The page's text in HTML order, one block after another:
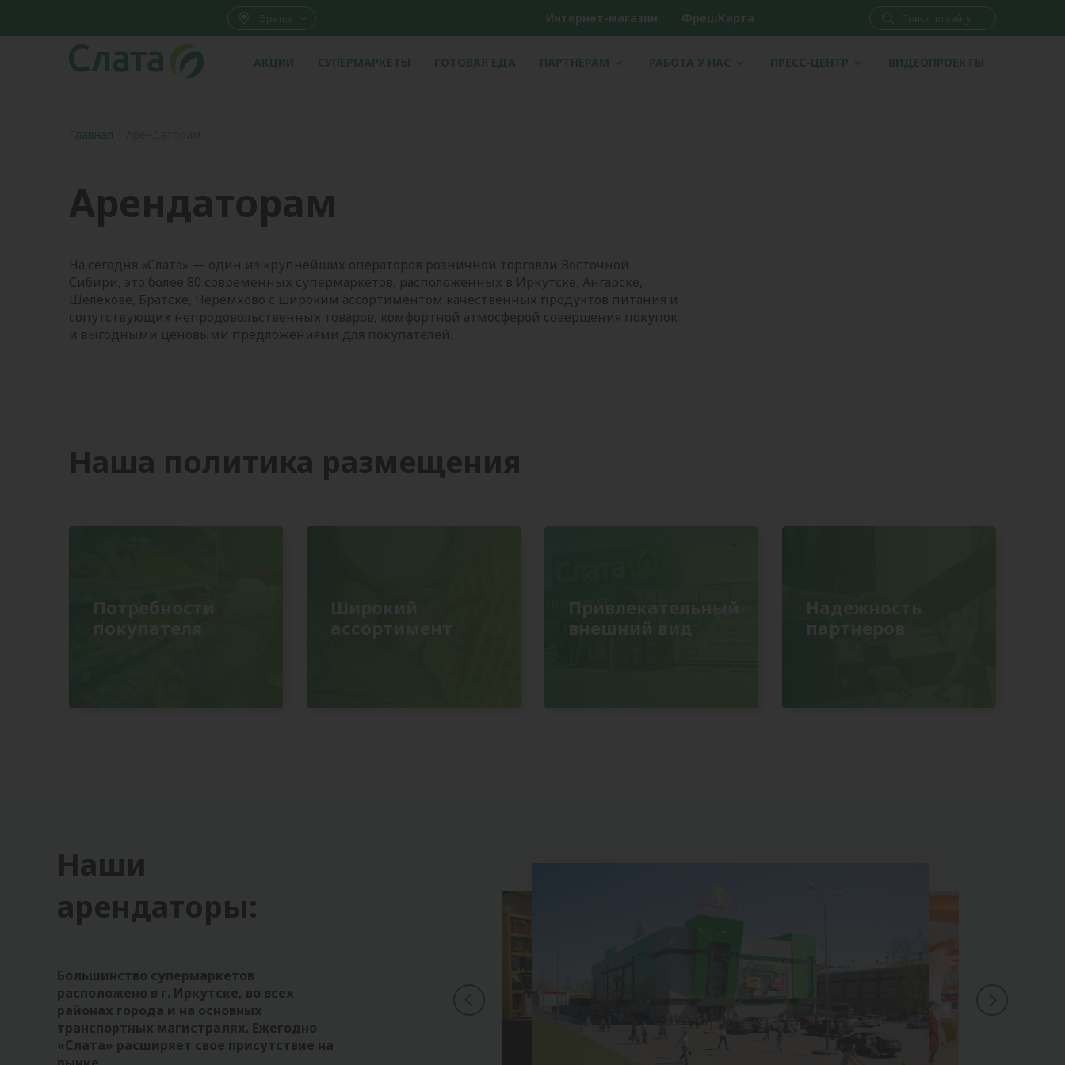
Братск Интернет-магазин ФрешКарта
АКЦИИ СУПЕРМАРКЕТЫ ГОТОВАЯ ЕДА ПАРТНЕРАМ РАБОТА У НАС ПРЕСС-ЦЕНТР ВИДЕОПРОЕКТЫ
Главная
Арендаторам
На сегодня «Слата» — один из крупнейших операторов розничной торговли Восточной
Сибири, это более 80 современных супермаркетов, расположенных в Иркутске, Ангарске,
Шелехове, Братске, Черемхово с широким ассортиментом качественных продуктов питания и
сопутствующих непродовольственных товаров, комфортной атмосферой совершения покупок
и выгодными ценовыми предложениями для покупателей.
Наша политика размещения
Потребности
покупателя
ассортимент
Привлекательный
внешний вид
партнеров
Наши
арендаторы:
Большинство супермаркетов
расположено в г. Иркутске, во всех
районах города и на основных
транспортных магистралях. Ежегодно
«Слата» расширяет свое присутствие на